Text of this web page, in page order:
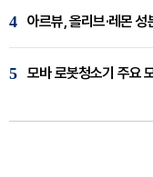
4 아르뷰, 올리브·레몬 성
5 모바 로봇청소기 주요